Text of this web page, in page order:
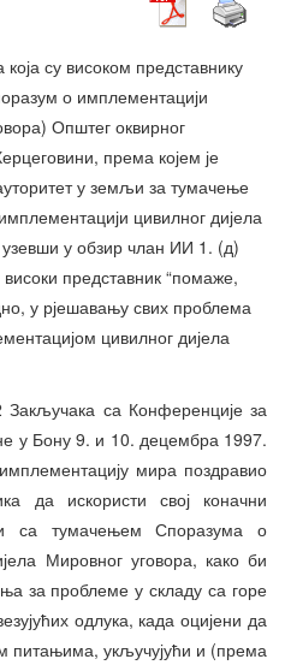
су високом представнику
о имплементацији
Општег оквирног
према којем је
у земљи за тумачење
цивилног дијела
у обзир члан ИИ 1. (д)
представник “помаже,
у рјешавању свих проблема
цивилног дијела
са Конференције за
у Бону 9. и 10. децембра 1997.
мира поздравио
да искористи свој коначни
са тумачењем Споразума о
Мировног уговора, како би
за проблеме у складу са горе
одлука, када оцијени да
питањима, укључујући и (према